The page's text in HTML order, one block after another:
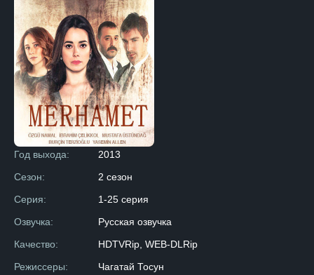
Год выхода:
2013
Сезон:
2 сезон
Серия:
1-25 серия
Озвучка:
Русская озвучка
Качество:
HDTVRip, WEB-DLRip
Режиссеры:
Чагатай Тосун